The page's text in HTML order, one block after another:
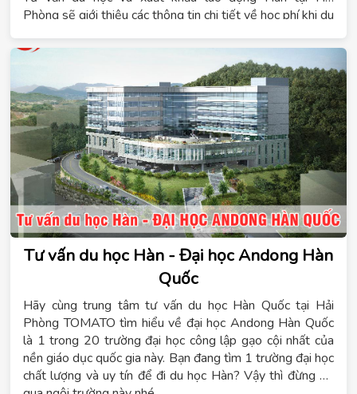
Phòng sẽ giới thiệu các thông tin chi tiết về học phí khi du
Tư vấn du học Hàn - Đại học Andong Hàn
Quốc
Hãy cùng trung tâm tư vấn du học Hàn Quốc tại Hải
Phòng TOMATO tìm hiểu về đại học Andong Hàn Quốc
là 1 trong 20 trường đại học công lập gạo cội nhất của
nền giáo dục quốc gia này. Bạn đang tìm 1 trường đại học
chất lượng và uy tín để đi du học Hàn? Vậy thì đừng bỏ